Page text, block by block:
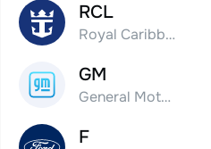
RCL
Royal Caribbean Group
GM
General Motors Company
F